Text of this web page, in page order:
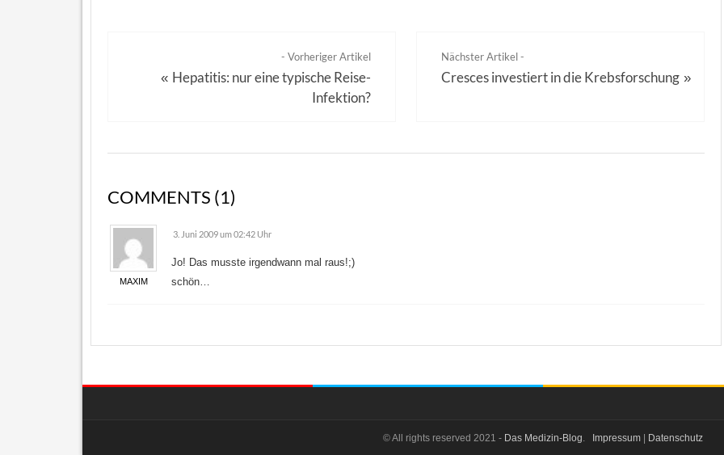
- Vorheriger Artikel
« Hepatitis: nur eine typische Reise-
Infektion?
Nächster Artikel -
Cresces investiert in die Krebsforschung »
COMMENTS (1)
MAXIM
3. Juni 2009 um 02:42 Uhr
Jo! Das musste irgendwann mal raus!;)
schön…
© All rights reserved 2021 - Das Medizin-Blog. Impressum Datenschutz